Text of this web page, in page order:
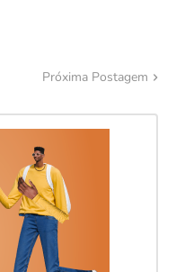
Próxima Postagem